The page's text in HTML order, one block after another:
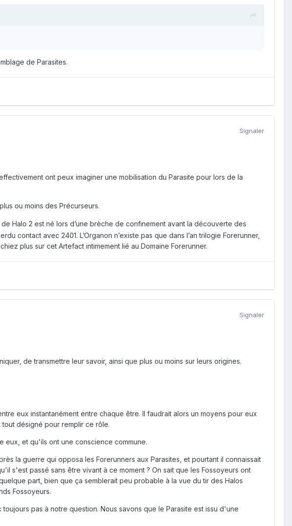
de Parasites.
Signaler
ont peux imaginer une mobilisation du Parasite pour lors de la
ou moins des Précurseurs.
Halo 2 est né lors d’une brèche de confinement avant la découverte des
contact avec 2401. L’Organon n’existe pas que dans l’an trilogie Forerunner,
plus sur cet Artefact intimement lié au Domaine Forerunner.
Signaler
de transmettre leur savoir, ainsi que plus ou moins sur leurs origines.
eux instantanément entre chaque être. Il faudrait alors un moyens pour eux
désigné pour remplir ce rôle.
eux, et qu'ils ont une conscience commune.
la guerre qui opposa les Forerunners aux Parasites, et pourtant il connaissait
s'est passé sans être vivant à ce moment ? On sait que les Fossoyeurs ont
part, bien que ça semblerait peu probable à la vue du tir des Halos
Fossoyeurs.
pas à notre question. Nous savons que le Parasite est issu d'une